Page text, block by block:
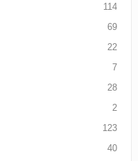
114
69
22
7
28
2
123
40